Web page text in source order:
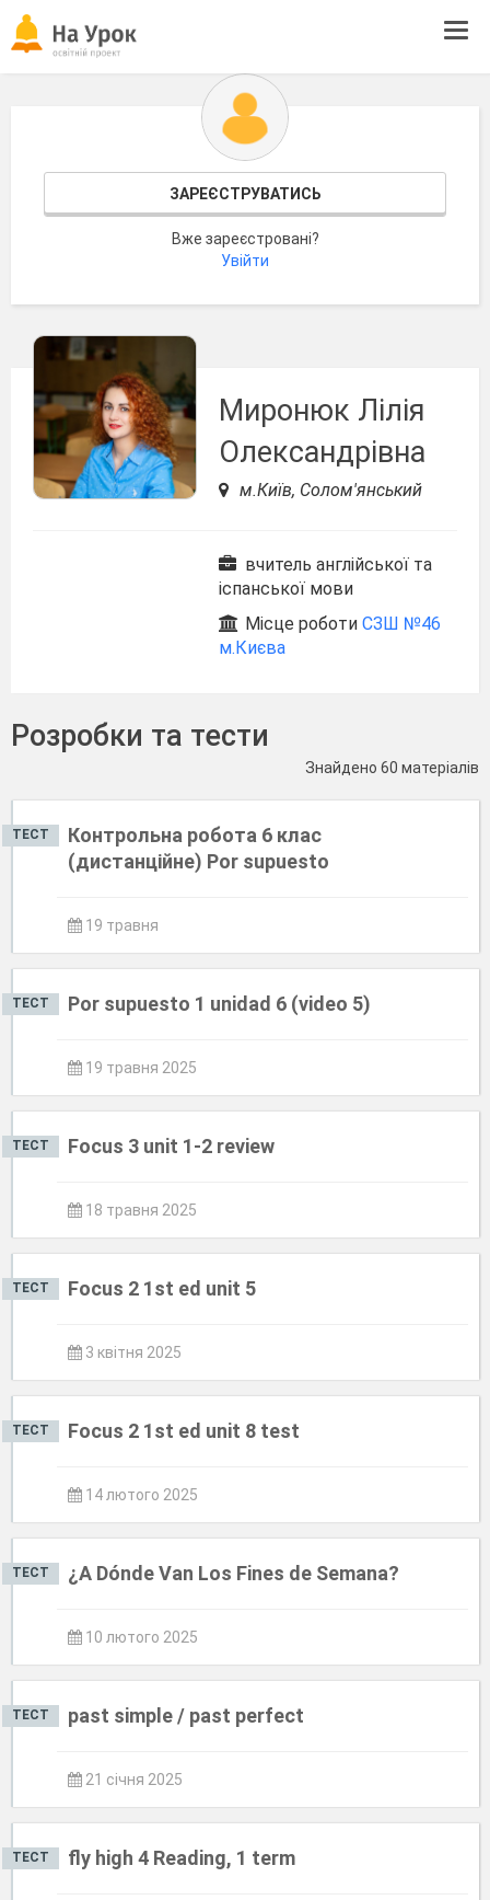
ЗАРЕЄСТРУВАТИСЬ
Вже зареєстровані?
Увійти
Миронюк Лілія
Олександрівна
м.Київ, Солом'янський
вчитель англійської та
іспанської мови
Місце роботи СЗШ №46
м.Києва
Розробки та тести
Знайдено 60 матеріалів
ТЕСТ
Контрольна робота 6 клас
(дистанційне) Por supuesto
19 травня
ТЕСТ Por supuesto 1 unidad 6 (video 5)
19 травня 2025
ТЕСТ Focus 3 unit 1-2 review
18 травня 2025
ТЕСТ Focus 2 1st ed unit 5
3 квітня 2025
ТЕСТ Focus 2 1st ed unit 8 test
14 лютого 2025
ТЕСТ ¿A Dónde Van Los Fines de Semana?
10 лютого 2025
ТЕСТ past simple / past perfect
21 січня 2025
ТЕСТ fly high 4 Reading, 1 term